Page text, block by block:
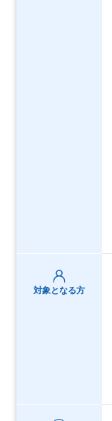
対象となる方